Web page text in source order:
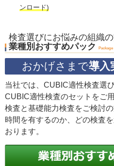
ンロード)
検査選びにお悩みの組織
業種別おすすめパック
Package
おかげさまで導入
当社では、CUBIC適性検査選
CUBIC適性検査のセットをご
検査と基礎能力検査をご検討
時間を有するのか、どの検査
おります。